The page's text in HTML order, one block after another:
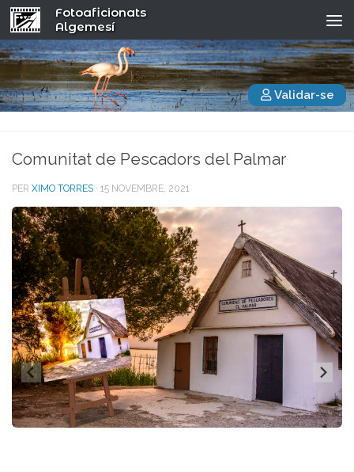
Fotoaficionats
Algemesí
Validar-se
Comunitat de Pescadors del Palmar
PER XIMO TORRES · 15 NOVEMBRE, 2021